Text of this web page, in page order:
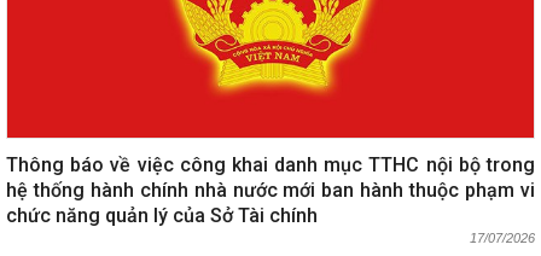
Thông báo về việc công khai danh mục TTHC nội bộ trong
hệ thống hành chính nhà nước mới ban hành thuộc phạm vi
chức năng quản lý của Sở Tài chính
17/07/2026